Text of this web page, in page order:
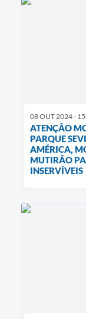
08 OUT 2024 -
ATENÇÃO
PARQUE
AMÉRICA,
MUTIRÃO
INSERVÍVEIS